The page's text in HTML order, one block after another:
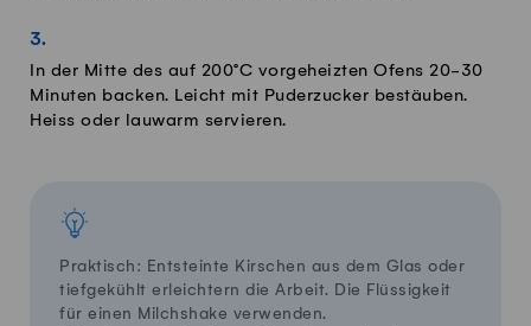
In der Mitte des auf 200°C vorgeheizten Ofens 20-30
Minuten backen. Leicht mit Puderzucker bestäuben.
Heiss oder lauwarm servieren.
Praktisch: Entsteinte Kirschen aus dem Glas oder
tiefgekühlt erleichtern die Arbeit. Die Flüssigkeit
für einen Milchshake verwenden.